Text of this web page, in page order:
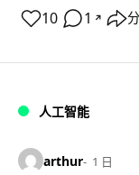
10 1 ↗
人工智能
arthur 1 日